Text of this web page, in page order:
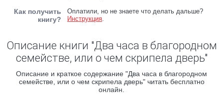
Как получить
книгу?
Оплатили, но не знаете что делать дальше?
Инструкция.
Описание книги "Два часа в благородном
семействе, или о чем скрипела дверь"
Описание и краткое содержание "Два часа в благородном
семействе, или о чем скрипела дверь" читать бесплатно
онлайн.